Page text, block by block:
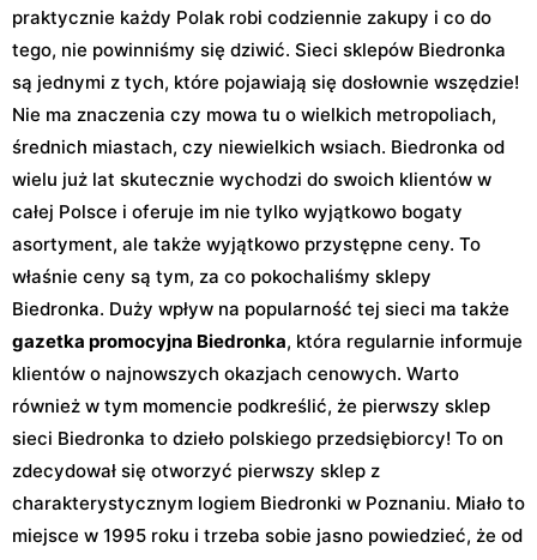
praktycznie każdy Polak robi codziennie zakupy i co do
tego, nie powinniśmy się dziwić. Sieci sklepów Biedronka
są jednymi z tych, które pojawiają się dosłownie wszędzie!
Nie ma znaczenia czy mowa tu o wielkich metropoliach,
średnich miastach, czy niewielkich wsiach. Biedronka od
wielu już lat skutecznie wychodzi do swoich klientów w
całej Polsce i oferuje im nie tylko wyjątkowo bogaty
asortyment, ale także wyjątkowo przystępne ceny. To
właśnie ceny są tym, za co pokochaliśmy sklepy
Biedronka. Duży wpływ na popularność tej sieci ma także
gazetka promocyjna Biedronka, która regularnie informuje
klientów o najnowszych okazjach cenowych. Warto
również w tym momencie podkreślić, że pierwszy sklep
sieci Biedronka to dzieło polskiego przedsiębiorcy! To on
zdecydował się otworzyć pierwszy sklep z
charakterystycznym logiem Biedronki w Poznaniu. Miało to
miejsce w 1995 roku i trzeba sobie jasno powiedzieć, że od